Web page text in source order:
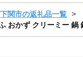
関市の返礼品一覧
おかず クリーミー 鍋